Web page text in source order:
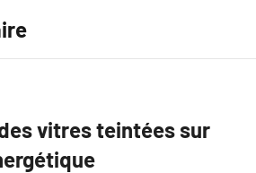
vitres teintées sur